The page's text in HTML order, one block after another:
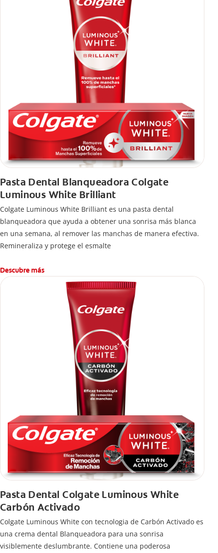
Pasta Dental Blanqueadora Colgate
Luminous White Brilliant
Colgate Luminous White Brilliant es una pasta dental
blanqueadora que ayuda a obtener una sonrisa más blanca
en una semana, al remover las manchas de manera efectiva.
Remineraliza y protege el esmalte
Descubre más
Pasta Dental Colgate Luminous White
Carbón Activado
Colgate Luminous White con tecnologia de Carbón Activado es
una crema dental Blanqueadora para una sonrisa
visiblemente deslumbrante. Contiene una poderosa